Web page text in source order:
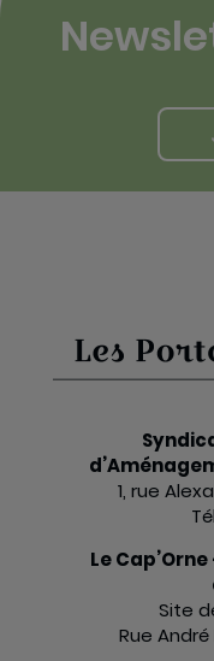
1, rue
Le
Site
Rue